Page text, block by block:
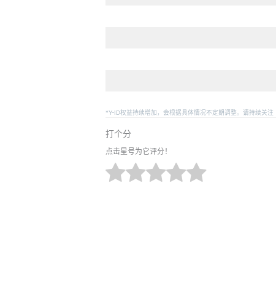
*Y-ID权益持续增加，会根据具体情况不定期调整。请持续关注
打个分
点击星号为它评分！